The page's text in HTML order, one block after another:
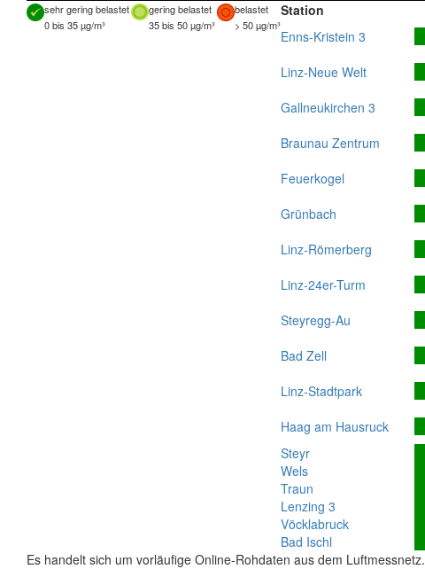
sehr gering belastet gering belastet
belastet
0 bis 35 µg/m³
35 bis 50 µg/m³ > 50 µg/m³
Station
Enns-Kristein 3
Linz-Neue Welt
Gallneukirchen 3
Braunau Zentrum
Feuerkogel
Grünbach
Linz-Römerberg
Linz-24er-Turm
Steyregg-Au
Bad Zell
Linz-Stadtpark
Haag am Hausruck
Steyr
Wels
Traun
Lenzing 3
Vöcklabruck
Bad Ischl
Es handelt sich um vorläufige Online-Rohdaten aus dem Luftmessnetz.